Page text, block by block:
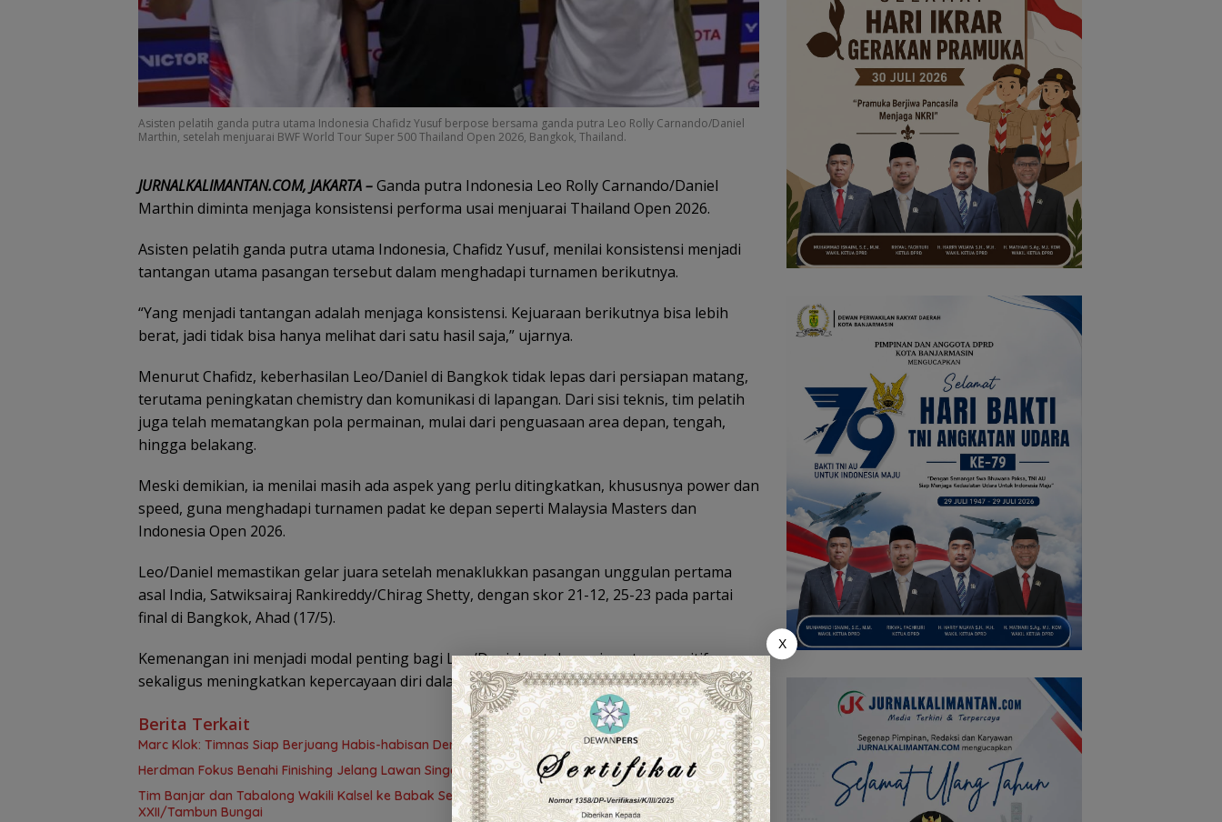
Asisten pelatih ganda putra utama Indonesia Chafidz Yusuf berpose bersama ganda putra Leo Rolly Carnando/Daniel
Marthin, setelah menjuarai BWF World Tour Super 500 Thailand Open 2026, Bangkok, Thailand.
JURNALKALIMANTAN.COM, JAKARTA –Ganda putra Indonesia Leo Rolly Carnando/Daniel
Marthin diminta menjaga konsistensi performa usai menjuarai Thailand Open 2026.
Asisten pelatih ganda putra utama Indonesia, Chafidz Yusuf, menilai konsistensi menjadi
tantangan utama pasangan tersebut dalam menghadapi turnamen berikutnya.
“Yang menjadi tantangan adalah menjaga konsistensi. Kejuaraan berikutnya bisa lebih
berat, jadi tidak bisa hanya melihat dari satu hasil saja,” ujarnya.
Menurut Chafidz, keberhasilan Leo/Daniel di Bangkok tidak lepas dari persiapan matang,
terutama peningkatan chemistry dan komunikasi di lapangan. Dari sisi teknis, tim pelatih
juga telah mematangkan pola permainan, mulai dari penguasaan area depan, tengah,
hingga belakang.
Meski demikian, ia menilai masih ada aspek yang perlu ditingkatkan, khususnya power dan
speed, guna menghadapi turnamen padat ke depan seperti Malaysia Masters dan
Indonesia Open 2026.
Leo/Daniel memastikan gelar juara setelah menaklukkan pasangan unggulan pertama
asal India, Satwiksairaj Rankireddy/Chirag Shetty, dengan skor 21-12, 25-23 pada partai
final di Bangkok, Ahad (17/5).
Kemenangan ini menjadi modal penting bagi Leo/Daniel untuk menjaga tren positif
sekaligus meningkatkan kepercayaan diri dalam persaingan bulu tangkis level dunia. (Viz)
Berita Terkait
Marc Klok: Timnas Siap Berjuang Habis-habisan Demi Lolos ke Semifinal
Herdman Fokus Benahi Finishing Jelang Lawan Singapura
Tim Banjar dan Tabalong Wakili Kalsel ke Babak Semifinal Gubernur Cup Road to Pangdam
XXII/Tambun Bungai
X